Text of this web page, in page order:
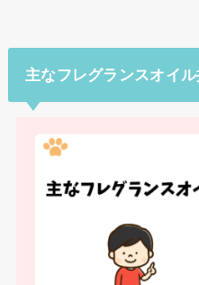
主なフレグランスオイ